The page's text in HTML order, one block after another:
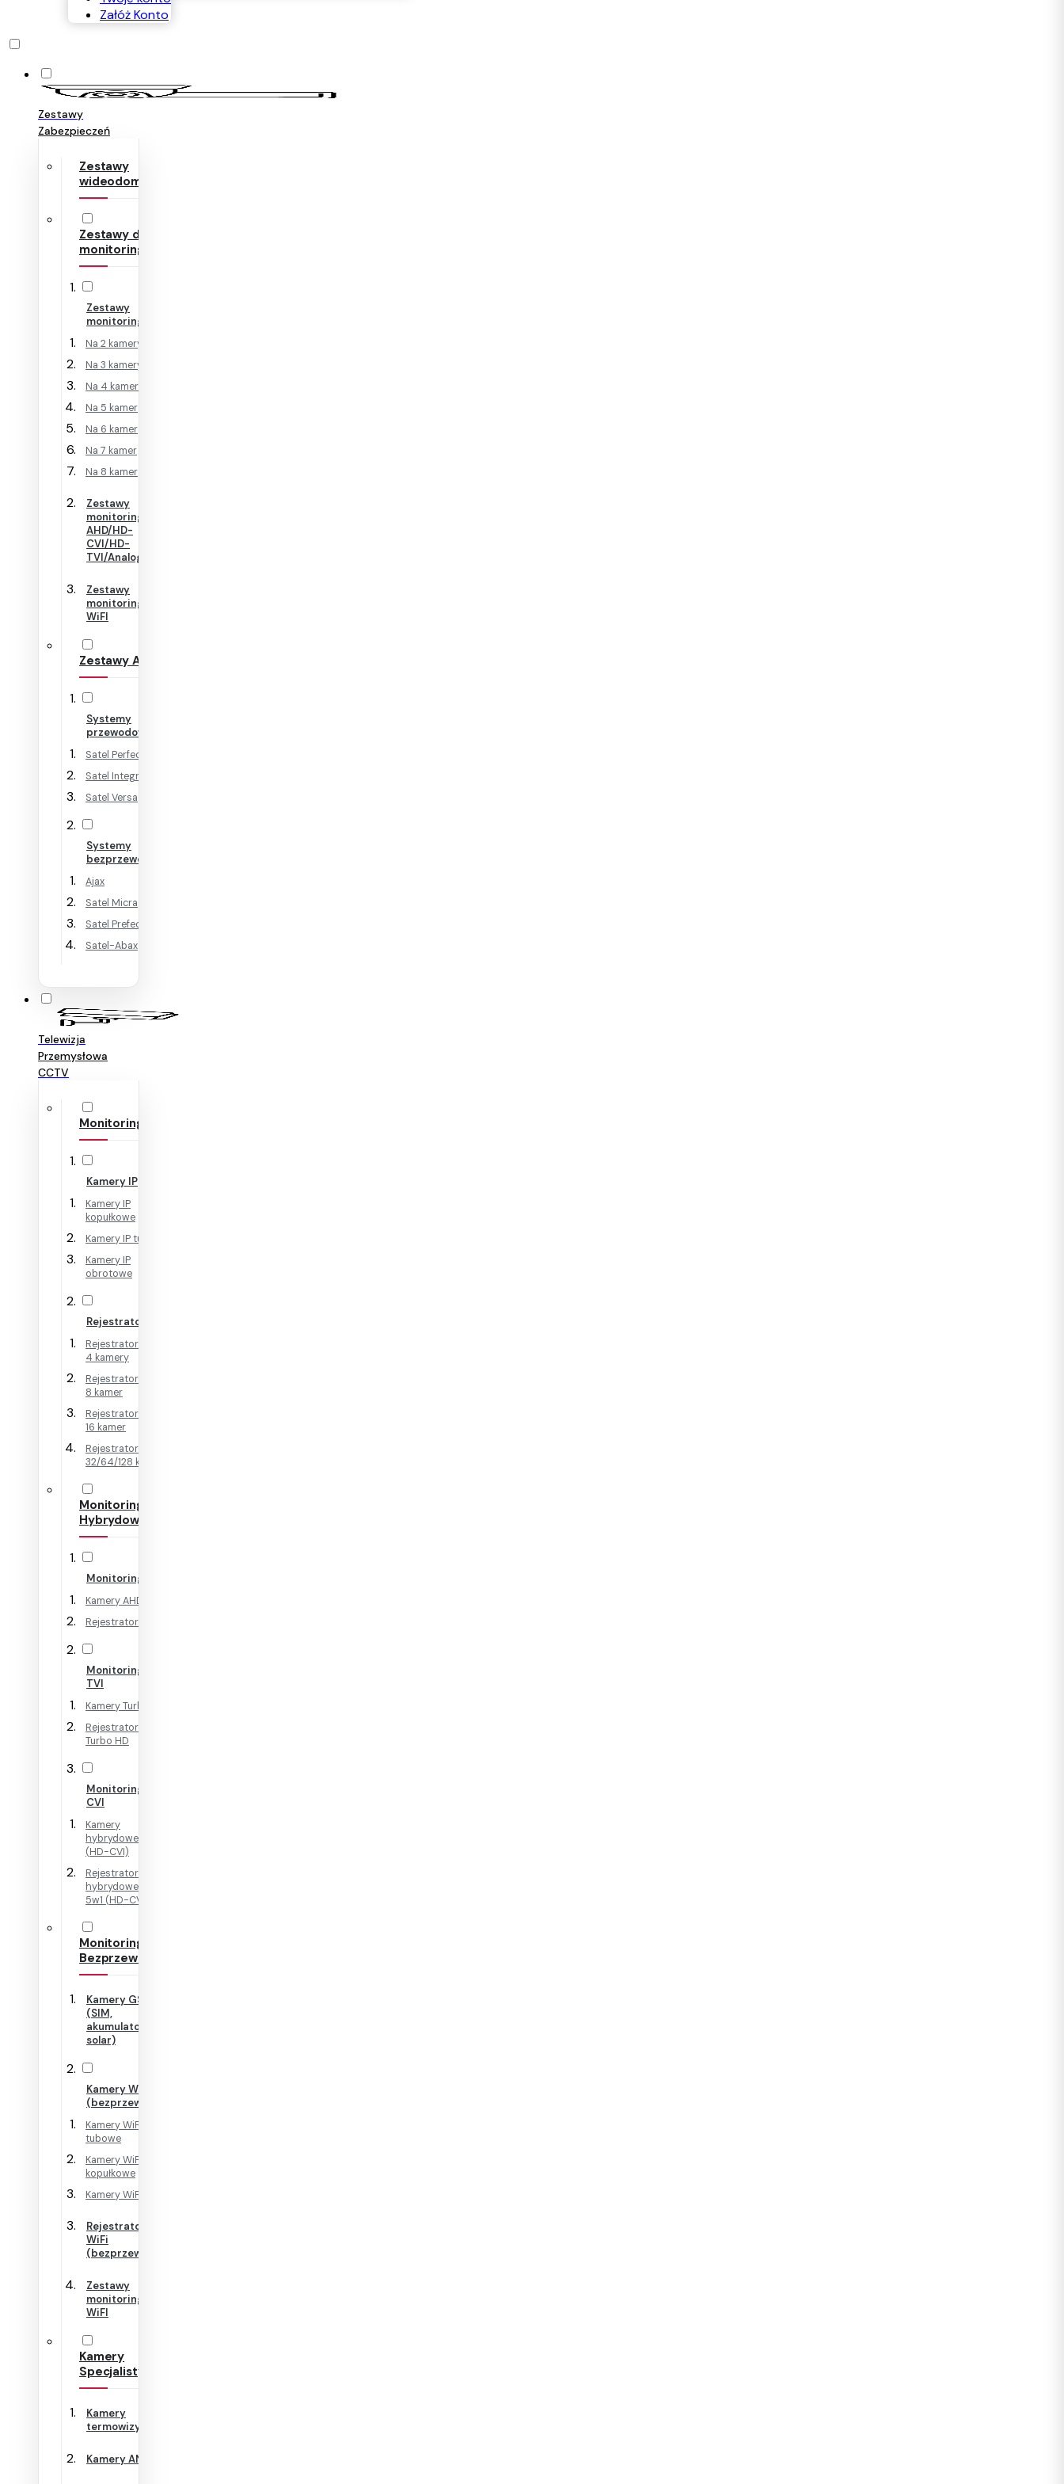
Załóż Konto
Zestawy
Zabezpieczeń
Zestawy
wideodomofonów
Zestawy do
monitoringu
Zestawy
monitoringu IP
Na 2 kamery
Na 3 kamery
Na 4 kamery
Na 5 kamer
Na 6 kamer
Na 7 kamer
Na 8 kamer
Zestawy
monitoringu
AHD/HD-
CVI/HD-
TVI/Analog
Zestawy
monitoringu
WiFI
Zestawy Alarmowe
Systemy
przewodowe
Satel Perfecta
Satel Integra
Satel Versa
Systemy
bezprzewodowe
Ajax
Satel Micra
Satel Prefecta WRL
Satel-Abax
Telewizja
Przemysłowa
CCTV
Monitoring IP
Kamery IP
Kamery IP
kopułkowe
Kamery IP tubowe
Kamery IP
obrotowe
Rejestratory IP
Rejestratory IP na
4 kamery
Rejestratory IP na
8 kamer
Rejestratory IP na
16 kamer
Rejestratory IP na
32/64/128 kamer
Monitoring
Hybrydowy
Monitoring AHD
Kamery AHD
Rejestratory AHD
Monitoring HD-
TVI
Kamery Turbo HD
Rejestratory
Turbo HD
Monitoring HD-
CVI
Kamery
hybrydowe 4w1
(HD-CVI)
Rejestratory
hybrydowe + IP
5w1 (HD-CVI)
Monitoring
Bezprzewodowy
Kamery GSM
(SIM,
akumulator,
solar)
Kamery WiFi
(bezprzewodowe)
Kamery WiFi
tubowe
Kamery WiFi
kopułkowe
Kamery WiFi Cube
Rejestratory
WiFi
(bezprzewodowe)
Zestawy
monitoringu
WiFI
Kamery
Specjalistyczne
Kamery
termowizyjne
Kamery ANPR